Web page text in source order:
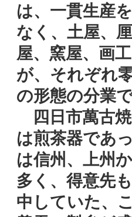
は、一貫生産
なく、土屋、
屋、窯屋、画
が、それぞれ
の形態の分業
四日市萬古
は煎茶器であ
は信州、上州
多く、得意先
中していた、